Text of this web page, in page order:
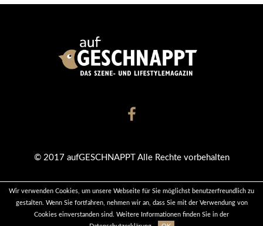
Wir verwenden Cookies, um unsere Webseite für Sie möglichst benutzerfreundlich zu
gestalten. Wenn Sie fortfahren, nehmen wir an, dass Sie mit der Verwendung von
Cookies einverstanden sind. Weitere Informationen finden Sie in der
© 2017 aufGESCHNAPPT Alle Rechte vorbehalten
KONTAKT DATENSCHUTZ IMPRESSUM